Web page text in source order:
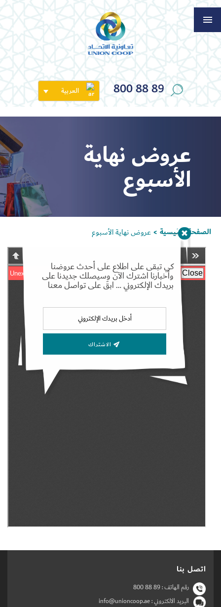
800 88 89 العربية
عروض نهاية
الأسبوع
الصفحة الرئيسية > عروض نهاية الأسبوع
اتصل بنا
رقم الهاتف :800 88 89
البريد الالكتروني : info@unioncoop.ae
كي تبقى على اطلاع على أحدث عروضنا
وأخبارنا اشترك الآن وسيصلك جديدنا على
بريدك الإلكتروني … ابقَ على تواصل معنا
Set Youtube Channel ID